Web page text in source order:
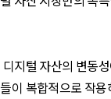
지털 자산의 변동
이 복합적으로 작